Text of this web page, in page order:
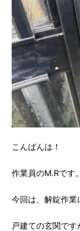
こんばんは！
作業員のM.Rです。
今回は、解錠作業
戸建ての玄関で